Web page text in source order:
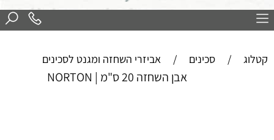
קטלוג / סכינים / אביזרי השחזה ומגנט לסכינים
אבן השחזה 20 ס"מ | NORTON